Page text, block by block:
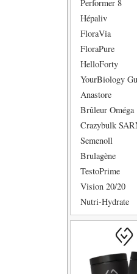
Performer 8
Hépaliv
FloraVia
FloraPure
HelloForty
YourBiology
Anastore
Brûleur Oméga
Crazybulk
Semenoll
Brulagène
TestoPrime
Vision 20/20
Nutri-Hydrate